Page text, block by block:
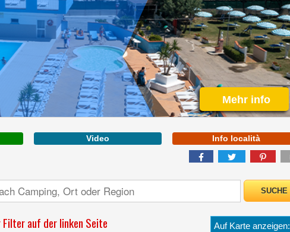
Mehr info
Video Info località
Filter auf der linken Seite Auf Karte anzeigen:
ABRUZZEN
SCHÖNSTEN
ABSCHNITTE DER
MEDITERRANEN
MACCHIA DER